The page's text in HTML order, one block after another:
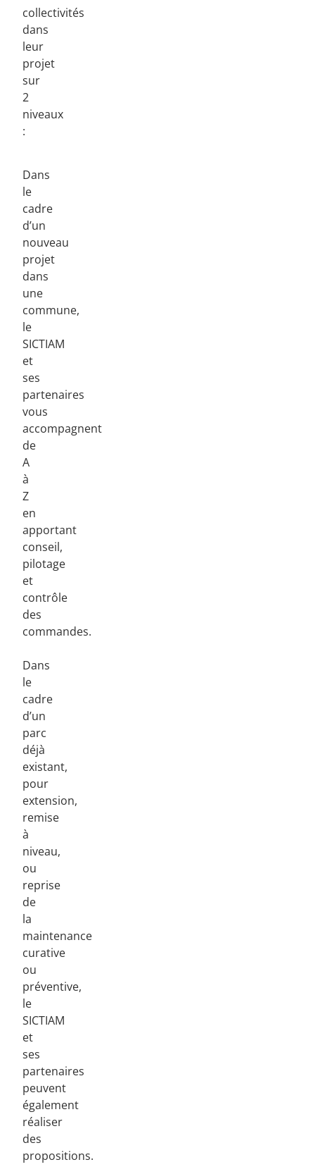
collectivités
dans
leur
projet
sur
2
niveaux
:
Dans
le
cadre
d’un
nouveau
projet
dans
une
commune,
le
SICTIAM
et
ses
partenaires
vous
accompagnent
de
A
à
Z
en
apportant
conseil,
pilotage
et
contrôle
des
commandes.
Dans
le
cadre
d’un
parc
déjà
existant,
pour
extension,
remise
à
niveau,
ou
reprise
de
la
maintenance
curative
ou
préventive,
le
SICTIAM
et
ses
partenaires
peuvent
également
réaliser
des
propositions.